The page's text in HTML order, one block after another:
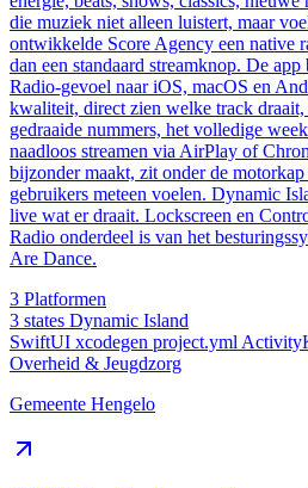
die muziek niet alleen luistert, maar
ontwikkelde Score Agency een native
dan een standaard streamknop. De
Radio-gevoel naar iOS, macOS en
kwaliteit, direct zien welke track
gedraaide nummers, het volledige
naadloos streamen via AirPlay of
bijzonder maakt, zit onder de
gebruikers meteen voelen. Dynamic
live wat er draait. Lockscreen en
Radio onderdeel is van het
Are Dance.
3 Platformen
3 states Dynamic Island
SwiftUI xcodegen project.yml
Overheid & Jeugdzorg
Gemeente Hengelo